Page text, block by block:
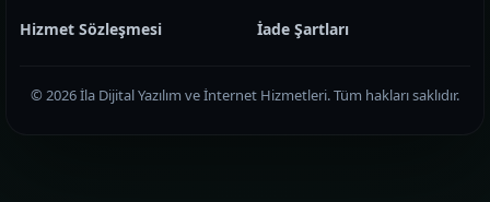
Hizmet Sözleşmesi İade Şartları
© 2026 İla Dijital Yazılım ve İnternet Hizmetleri. Tüm hakları saklıdır.